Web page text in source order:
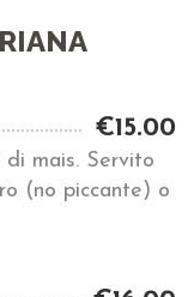
€15.00
mais. Servito
(no piccante) o